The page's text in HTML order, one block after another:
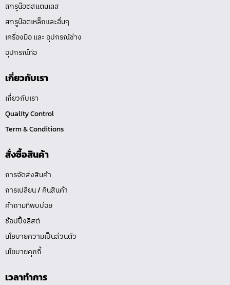
สกรูน๊อตสแตนเลส
สกรูน๊อตเหล็กและอื่นๆ
เครื่องมือ และ อุปกรณ์ช่าง
อุปกรณ์ท่อ
เกี่ยวกับเรา
เกี่ยวกับเรา
Quality Control
Term & Conditions
สั่งซื้อสินค้า
การจัดส่งสินค้า
การเปลี่ยน / คืนสินค้า
คำถามที่พบบ่อย
ช้อปปิ้งลิสต์
นโยบายความเป็นส่วนตัว
นโยบายคุกกี้
เวลาทำการ